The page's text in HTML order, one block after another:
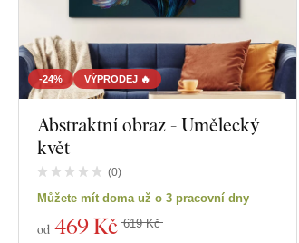
-24% VÝPRODEJ 🔥
Abstraktní obraz - Umělecký
květ
(0)
Můžete mít doma už o 3 pracovní dny
od 469 Kč 619 Kč